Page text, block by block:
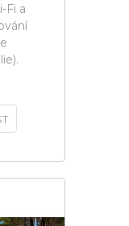
Fi a